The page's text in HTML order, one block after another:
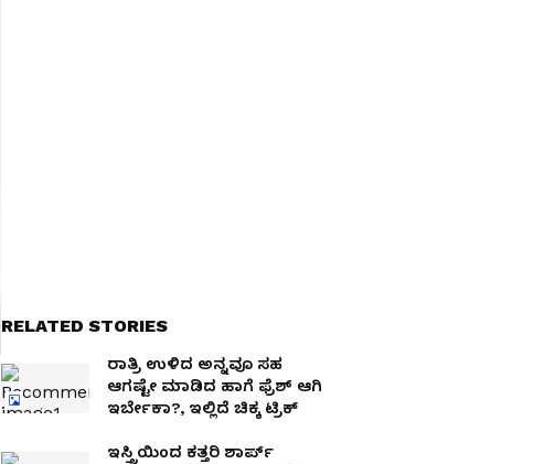
RELATED STORIES
ರಾತ್ರಿ ಉಳಿದ ಅನ್ನವೂ ಸಹ
ಆಗಷ್ಟೇ ಮಾಡಿದ ಹಾಗೆ ಫ್ರೆಶ್ ಆಗಿ
ಇರ್ಬೇಕಾ?, ಇಲ್ಲಿದೆ ಚಿಕ್ಕ ಟ್ರಿಕ್
ಇಸ್ತ್ರಿಯಿಂದ ಕತ್ತರಿ ಶಾರ್ಪ್